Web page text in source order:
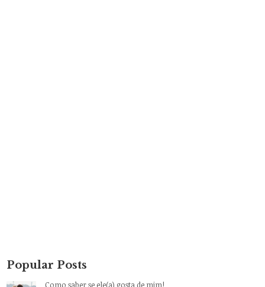
Popular Posts
Como saber se ele(a) gosta de mim!